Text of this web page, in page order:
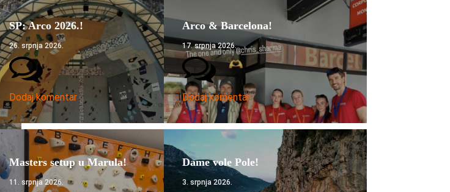
SP: Arco 2026.!
26. srpnja 2026.
Dodaj komentar
Arco & Barcelona!
17. srpnja 2026.
Dodaj komentar
Masters setup u Marula!
11. srpnja 2026.
Dame vole Pole!
3. srpnja 2026.